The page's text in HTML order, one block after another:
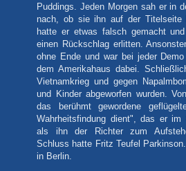
Puddings. Jeden Morgen sah er in
nach, ob sie ihn auf der Titelseite
hatte er etwas falsch gemacht
einen Rückschlag erlitten.
ohne Ende und war bei jeder
dem Amerikahaus dabei.
Vietnamkrieg und gegen
und Kinder abgeworfen wurden.
das berühmt gewordene
Wahrheitsfindung dient", das er im
als ihn der Richter zum
Schluss hatte Fritz Teufel
in Berlin.